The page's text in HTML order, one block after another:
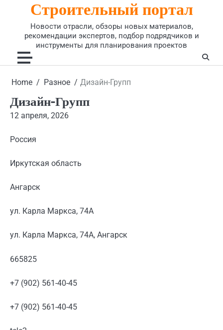
Строительный портал
Новости отрасли, обзоры новых материалов,
рекомендации экспертов, подбор подрядчиков и
инструменты для планирования проектов
Home Разное Дизайн-Групп
Дизайн-Групп
12 апреля, 2026
Россия
Иркутская область
Ангарск
ул. Карла Маркса, 74А
ул. Карла Маркса, 74А, Ангарск
665825
+7 (902) 561-40-45
+7 (902) 561-40-45